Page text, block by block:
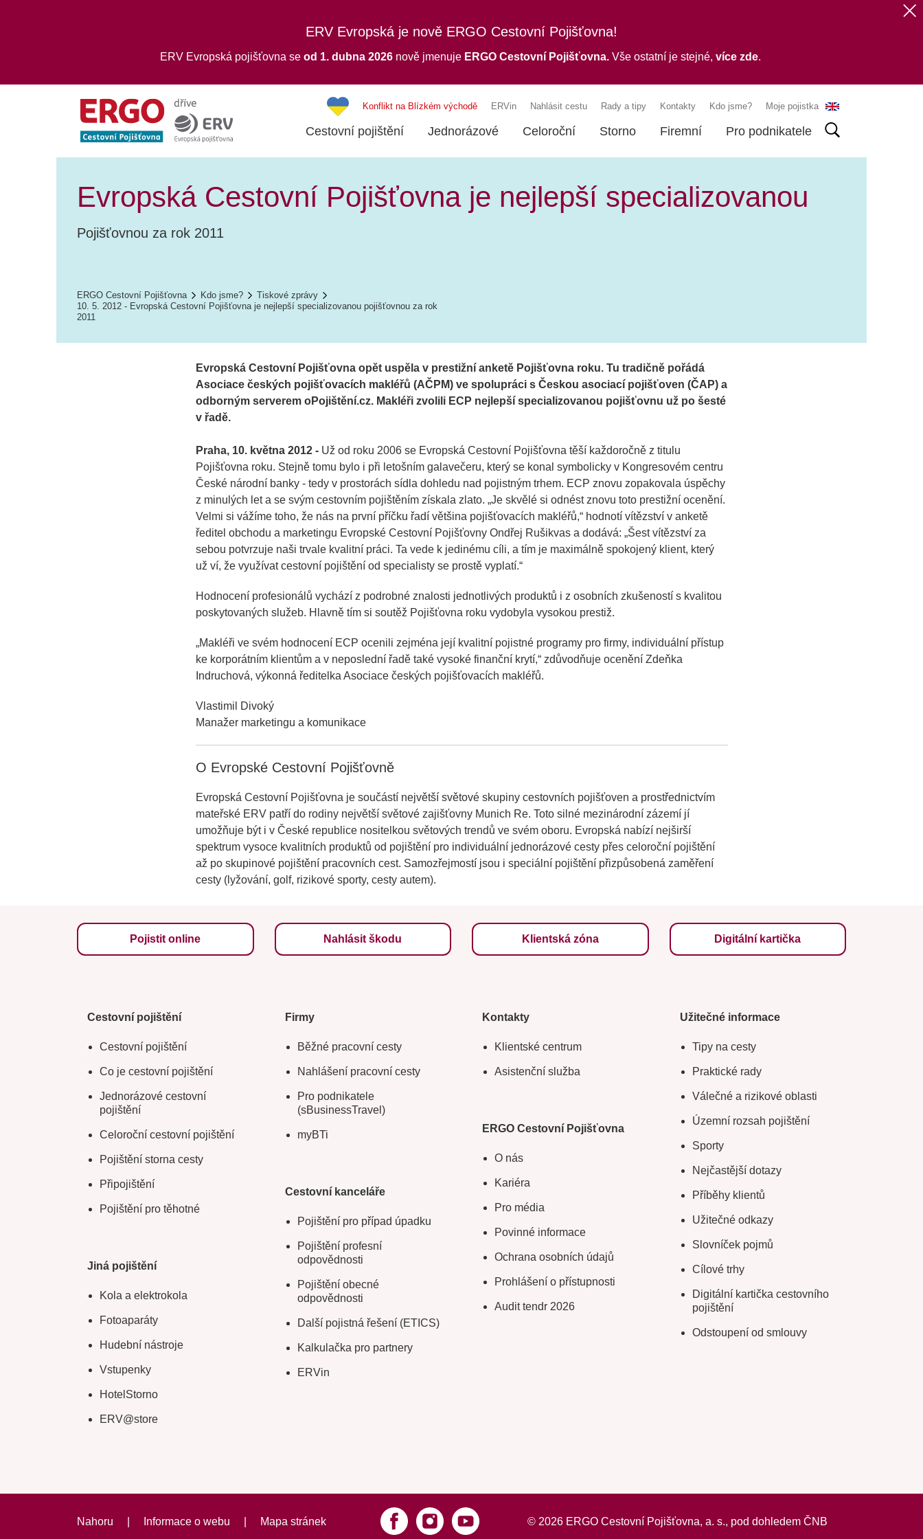
ERV Evropská je nově ERGO Cestovní Pojišťovna!
ERV Evropská pojišťovna se od 1. dubna 2026 nově jmenuje ERGO Cestovní Pojišťovna.Vše ostatní je stejné, více zde.
Konflikt na Blízkém východě ERVin Nahlásit cestu Rady a tipy Kontakty Kdo jsme? Moje pojistka
Cestovní pojištění Jednorázové Celoroční Storno Firemní Pro podnikatele
Evropská Cestovní Pojišťovna je nejlepší specializovanou
Pojišťovnou za rok 2011
ERGO Cestovní Pojišťovna Kdo jsme?
Tiskové zprávy
10. 5. 2012 - Evropská Cestovní Pojišťovna je nejlepší specializovanou pojišťovnou za rok
2011
Evropská Cestovní Pojišťovna opět uspěla v prestižní anketě Pojišťovna roku. Tu tradičně pořádá
Asociace českých pojišťovacích makléřů (AČPM) ve spolupráci s Českou asociací pojišťoven (ČAP) a
odborným serverem oPojištění.cz. Makléři zvolili ECP nejlepší specializovanou pojišťovnu už po šesté
v řadě.
Praha, 10. května 2012 - Už od roku 2006 se Evropská Cestovní Pojišťovna těší každoročně z titulu
Pojišťovna roku. Stejně tomu bylo i při letošním galavečeru, který se konal symbolicky v Kongresovém centru
České národní banky - tedy v prostorách sídla dohledu nad pojistným trhem. ECP znovu zopakovala úspěchy
z minulých let a se svým cestovním pojištěním získala zlato. „Je skvělé si odnést znovu toto prestižní ocenění.
Velmi si vážíme toho, že nás na první příčku řadí většina pojišťovacích makléřů,“ hodnotí vítězství v anketě
ředitel obchodu a marketingu Evropské Cestovní Pojišťovny Ondřej Rušikvas a dodává: „Šest vítězství za
sebou potvrzuje naši trvale kvalitní práci. Ta vede k jedinému cíli, a tím je maximálně spokojený klient, který
už ví, že využívat cestovní pojištění od specialisty se prostě vyplatí.“
Hodnocení profesionálů vychází z podrobné znalosti jednotlivých produktů i z osobních zkušeností s kvalitou
poskytovaných služeb. Hlavně tím si soutěž Pojišťovna roku vydobyla vysokou prestiž.
„Makléři ve svém hodnocení ECP ocenili zejména její kvalitní pojistné programy pro firmy, individuální přístup
ke korporátním klientům a v neposlední řadě také vysoké finanční krytí,“ zdůvodňuje ocenění Zdeňka
Indruchová, výkonná ředitelka Asociace českých pojišťovacích makléřů.
Vlastimil Divoký
Manažer marketingu a komunikace
O Evropské Cestovní Pojišťovně
Evropská Cestovní Pojišťovna je součástí největší světové skupiny cestovních pojišťoven a prostřednictvím
mateřské ERV patří do rodiny největší světové zajišťovny Munich Re. Toto silné mezinárodní zázemí jí
umožňuje být i v České republice nositelkou světových trendů ve svém oboru. Evropská nabízí nejširší
spektrum vysoce kvalitních produktů od pojištění pro individuální jednorázové cesty přes celoroční pojištění
až po skupinové pojištění pracovních cest. Samozřejmostí jsou i speciální pojištění přizpůsobená zaměření
cesty (lyžování, golf, rizikové sporty, cesty autem).
Pojistit online Nahlásit škodu Klientská zóna Digitální kartička
Cestovní pojištění
Cestovní pojištění
Co je cestovní pojištění
Jednorázové cestovní
pojištění
Celoroční cestovní pojištění
Pojištění storna cesty
Připojištění
Pojištění pro těhotné
Jiná pojištění
Kola a elektrokola
Fotoaparáty
Hudební nástroje
Vstupenky
HotelStorno
ERV@store
Firmy
Běžné pracovní cesty
Nahlášení pracovní cesty
Pro podnikatele
(sBusinessTravel)
myBTi
Cestovní kanceláře
Pojištění pro případ úpadku
Pojištění profesní
odpovědnosti
Pojištění obecné
odpovědnosti
Další pojistná řešení (ETICS)
Kalkulačka pro partnery
ERVin
Kontakty
Klientské centrum
Asistenční služba
ERGO Cestovní Pojišťovna
O nás
Kariéra
Pro média
Povinné informace
Ochrana osobních údajů
Prohlášení o přístupnosti
Audit tendr 2026
Užitečné informace
Tipy na cesty
Praktické rady
Válečné a rizikové oblasti
Územní rozsah pojištění
Sporty
Nejčastější dotazy
Příběhy klientů
Užitečné odkazy
Slovníček pojmů
Cílové trhy
Digitální kartička cestovního
pojištění
Odstoupení od smlouvy
Nahoru Informace o webu Mapa stránek © 2026ERGO Cestovní Pojišťovna, a. s., pod dohledem ČNB